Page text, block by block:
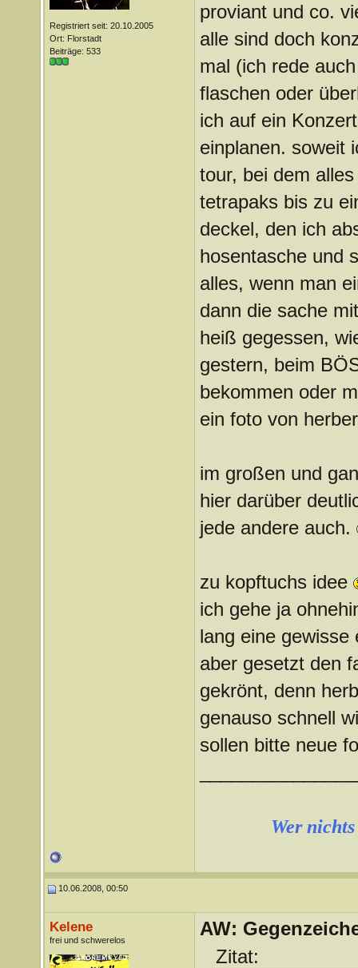
Registriert seit: 20.10.2005
Ort: Florstadt
Beiträge: 533
proviant und co.
alle sind doch
mal (ich rede
flaschen oder
ich auf ein
einplanen. soweit
tour, bei dem
tetrapaks bis zu
deckel, den ich
hosentasche und
alles, wenn man
dann die sache
heiß gegessen,
gestern, beim
bekommen oder
ein foto von
im großen und
hier darüber
jede andere auch.
zu kopftuchs idee
ich gehe ja
lang eine
aber gesetzt den
gekrönt, denn
genauso schnell
sollen bitte neue
Wer
10.06.2008, 00:50
Kelene
frei und schwerelos
AW:
Zitat: